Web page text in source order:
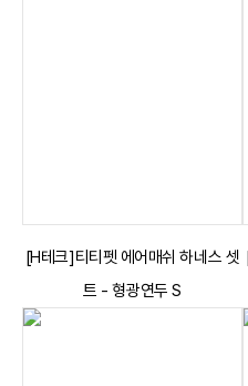
[H테크]티티펫 에어매쉬 하네스 셋
트 - 형광연두 S